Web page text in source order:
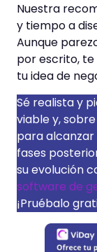
Nuestra
y tiempo a
Aunque
por escrito,
tu idea de
Sé realista y
viable y,
para alcanzar
fases
su evolución
software de
¡Pruébalo